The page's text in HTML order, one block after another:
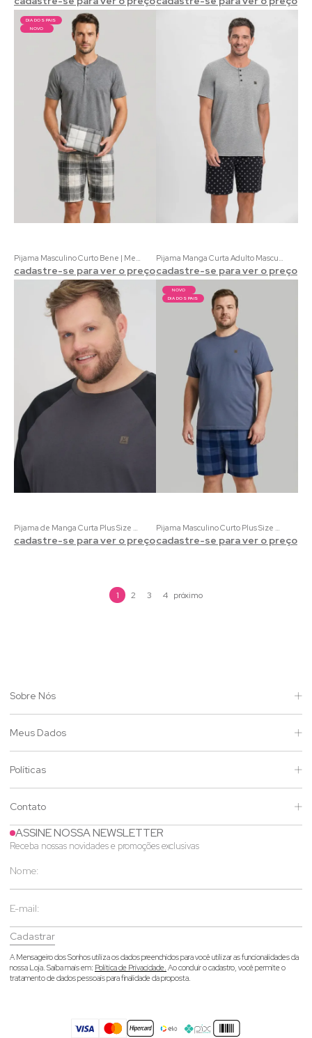
DIA DOS PAIS
NOVO
Pijama Masculino Curto Bene | Meia Malha Cinza com Xadrez
cadastre-se para ver o preço
Pijama Manga Curta Adulto Masculino Mescla e Preto com Estampa de Gravataria
cadastre-se para ver o preço
Pijama de Manga Curta Plus Size Adulto Masculino Granito e Preto
cadastre-se para ver o preço
NOVO
DIA DOS PAIS
Pijama Masculino Curto Plus Size Xadrez Aconchego | 100% Algodão
cadastre-se para ver o preço
1 2 3 4
Sobre Nós
Meus Dados
Políticas
Contato
ASSINE NOSSA NEWSLETTER
Receba nossas novidades e promoções exclusivas
Cadastrar
A Mensageiro dos Sonhos utiliza os dados preenchidos para você utilizar as funcionalidades da
nossa Loja. Saiba mais em: Política de Privacidade. Ao concluir o cadastro, você permite o
tratamento de dados pessoais para finalidade da proposta.